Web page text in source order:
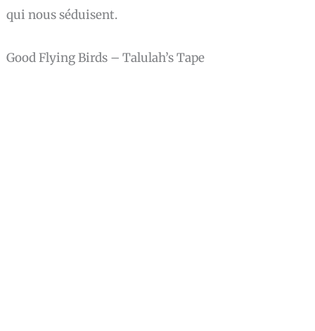
qui nous séduisent.
Good Flying Birds – Talulah’s Tape